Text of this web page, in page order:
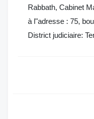
Rabbath, Cabinet
à l"adresse : 75,
District judiciaire: